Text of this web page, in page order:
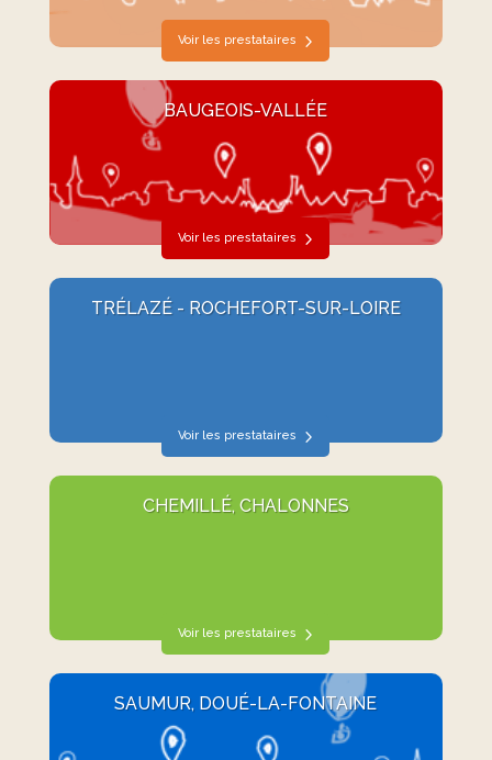
Voir les prestataires
BAUGEOIS-VALLÉE
Voir les prestataires
TRÉLAZÉ - ROCHEFORT-SUR-LOIRE
Voir les prestataires
CHEMILLÉ, CHALONNES
Voir les prestataires
SAUMUR, DOUÉ-LA-FONTAINE